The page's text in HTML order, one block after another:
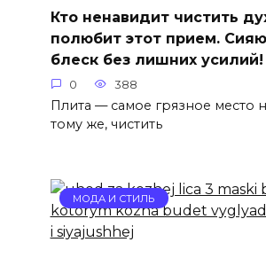
Кто ненавидит чистить
полюбит этот прием.
блеск без лишних усилий!
0 388
Плита — самое грязное место
тому же, чистить
МОДА И СТИЛЬ